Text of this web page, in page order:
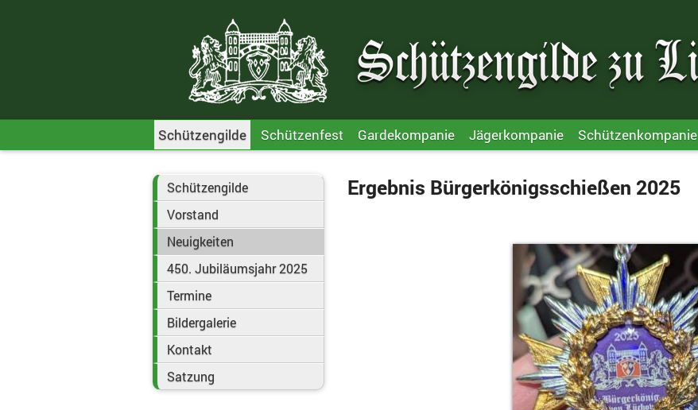
Schützengilde Schützenfest Gardekompanie Jägerkompanie Schützenkompanie
Ergebnis Bürgerkönigsschießen 2025
Schützengilde
Vorstand
Neuigkeiten
450. Jubiläumsjahr 2025
Termine
Bildergalerie
Kontakt
Satzung